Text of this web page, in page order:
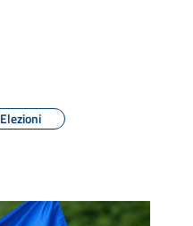
Elezioni